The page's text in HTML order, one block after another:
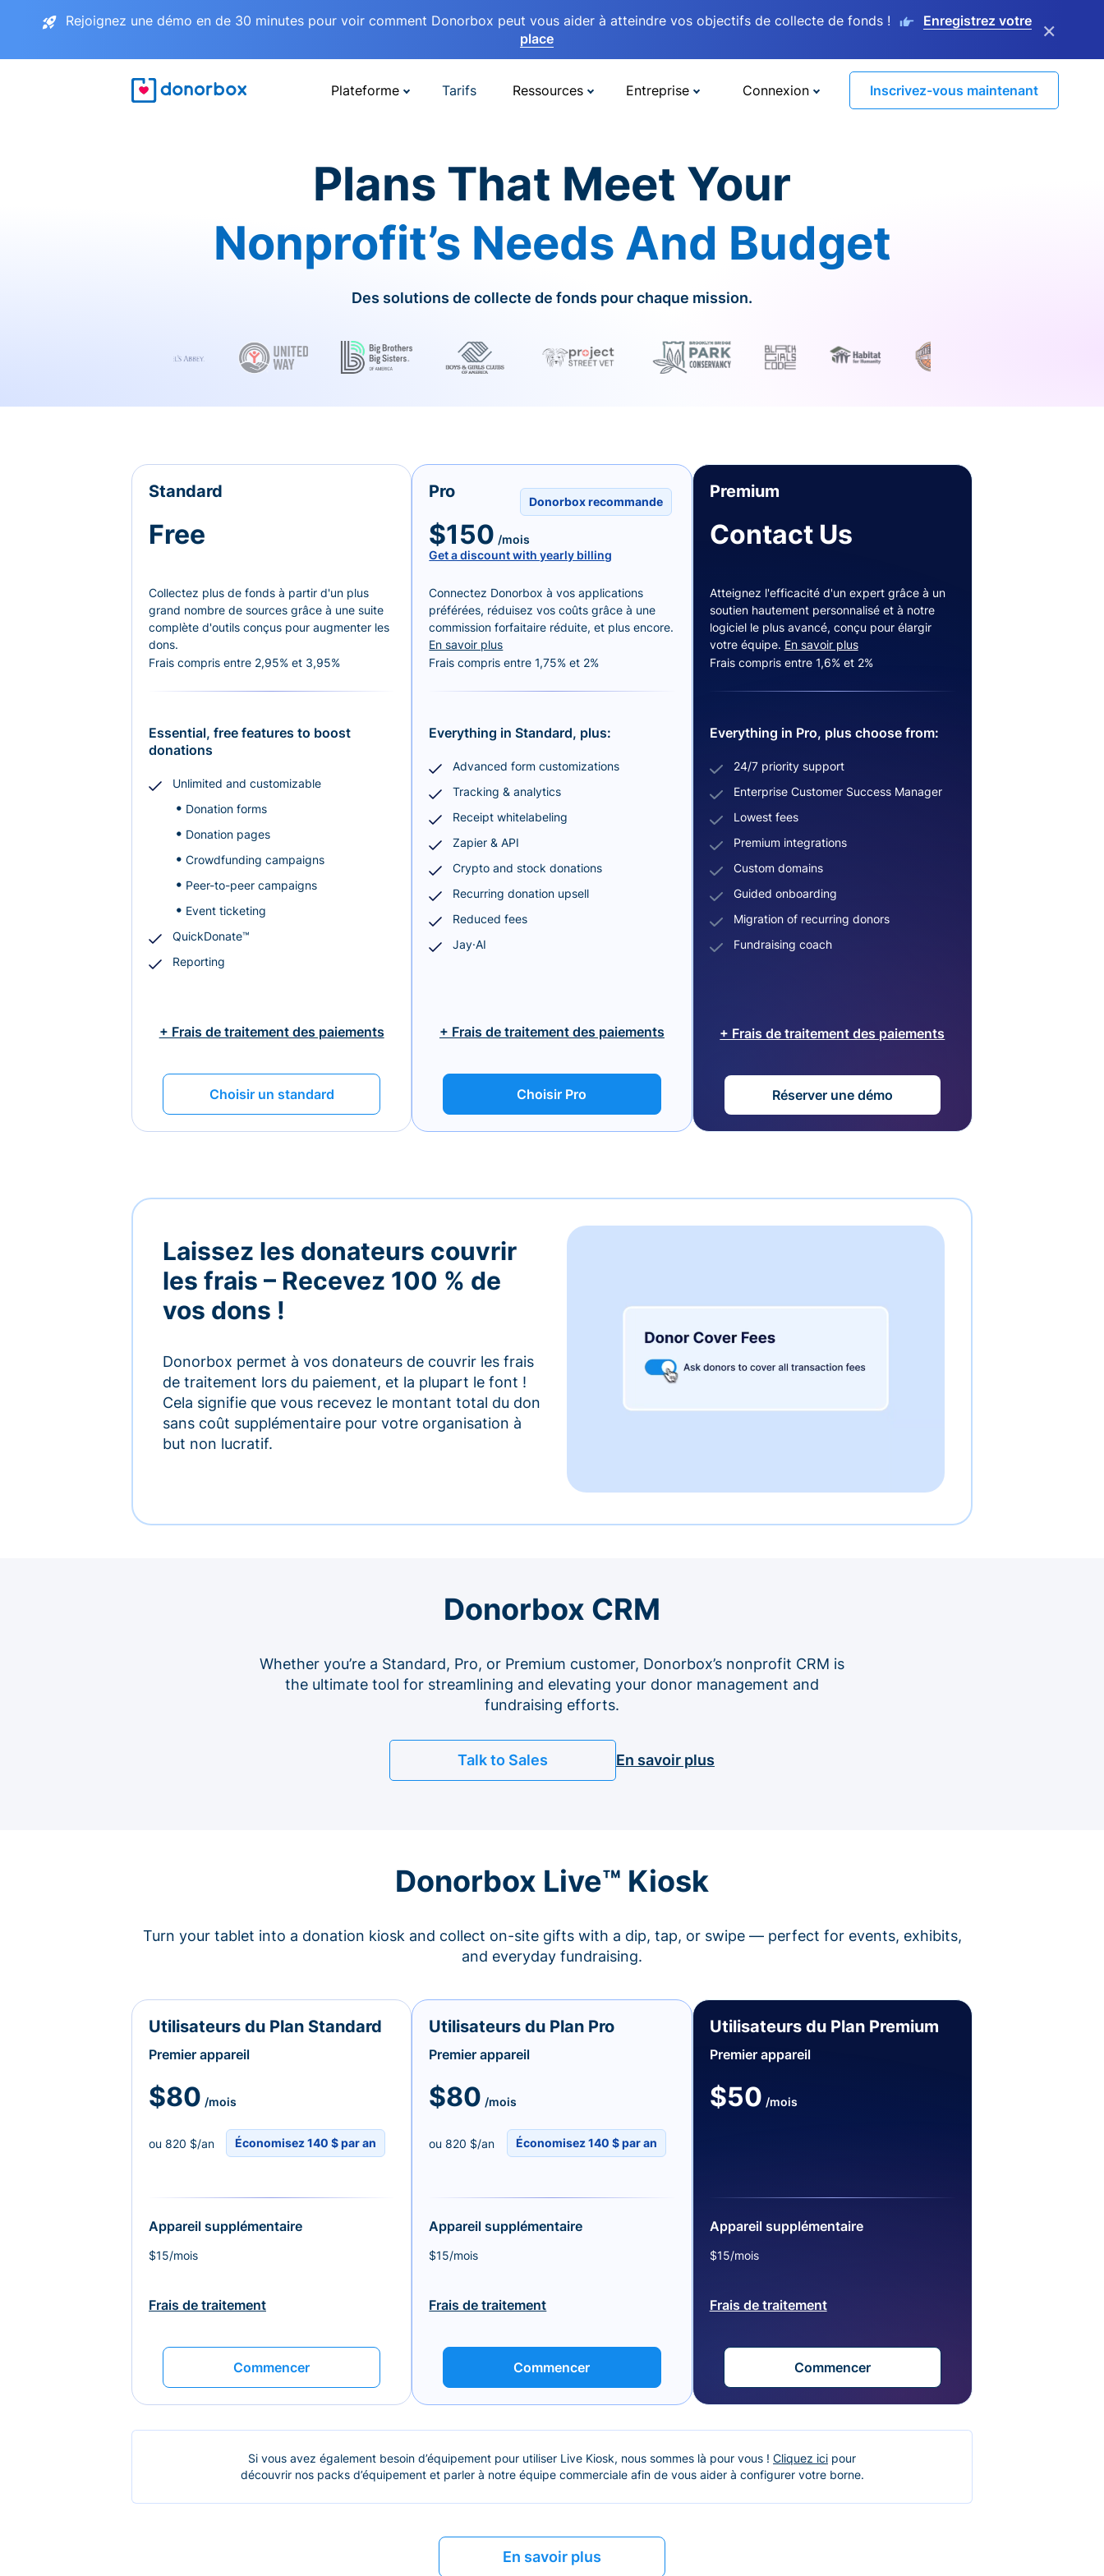
Rejoignez une démo en de 30 minutes pour voir comment Donorbox peut vous aider à atteindre vos objectifs de collecte de fonds !
Enregistrez votre
place
×
Plateforme Tarifs Ressources Entreprise Connexion Inscrivez-vous maintenant
Plans That Meet Your
Nonprofit’s Needs And Budget
Des solutions de collecte de fonds pour chaque mission.
Standard
Free
Collectez plus de fonds à partir d'un plus
grand nombre de sources grâce à une suite
complète d'outils conçus pour augmenter les
dons.
Frais compris entre 2,95% et 3,95%
Essential, free features to boost
donations
Unlimited and customizable
Donation forms
Donation pages
Crowdfunding campaigns
Peer-to-peer campaigns
Event ticketing
QuickDonate™
Reporting
+ Frais de traitement des paiements
Choisir un standard
Donorbox recommande
Pro
$150 /mois
Get a discount with yearly billing
Connectez Donorbox à vos applications
préférées, réduisez vos coûts grâce à une
commission forfaitaire réduite, et plus encore.
En savoir plus
Frais compris entre 1,75% et 2%
Everything in Standard, plus:
Advanced form customizations
Tracking & analytics
Receipt whitelabeling
Zapier & API
Crypto and stock donations
Recurring donation upsell
Reduced fees
Jay·AI
+ Frais de traitement des paiements
Choisir Pro
Premium
Contact Us
Atteignez l'efficacité d'un expert grâce à un
soutien hautement personnalisé et à notre
logiciel le plus avancé, conçu pour élargir
votre équipe. En savoir plus
Frais compris entre 1,6% et 2%
Everything in Pro, plus choose from:
24/7 priority support
Enterprise Customer Success Manager
Lowest fees
Premium integrations
Custom domains
Guided onboarding
Migration of recurring donors
Fundraising coach
+ Frais de traitement des paiements
Réserver une démo
Laissez les donateurs couvrir
les frais – Recevez 100 % de
vos dons !
Donorbox permet à vos donateurs de couvrir les frais
de traitement lors du paiement, et la plupart le font !
Cela signifie que vous recevez le montant total du don
sans coût supplémentaire pour votre organisation à
but non lucratif.
Donorbox CRM
Whether you’re a Standard, Pro, or Premium customer, Donorbox’s nonprofit CRM is
the ultimate tool for streamlining and elevating your donor management and
fundraising efforts.
Talk to Sales En savoir plus
Donorbox Live™ Kiosk
Turn your tablet into a donation kiosk and collect on-site gifts with a dip, tap, or swipe — perfect for events, exhibits,
and everyday fundraising.
Utilisateurs du Plan Standard
Premier appareil
$80 /mois
ou 820 $/an Économisez 140 $ par an
Appareil supplémentaire
$15/mois
Frais de traitement
Commencer
Utilisateurs du Plan Pro
Premier appareil
$80 /mois
ou 820 $/an Économisez 140 $ par an
Appareil supplémentaire
$15/mois
Frais de traitement
Commencer
Utilisateurs du Plan Premium
Premier appareil
$50 /mois
Appareil supplémentaire
$15/mois
Frais de traitement
Commencer
Si vous avez également besoin d’équipement pour utiliser Live Kiosk, nous sommes là pour vous ! Cliquez ici pour
découvrir nos packs d’équipement et parler à notre équipe commerciale afin de vous aider à configurer votre borne.
En savoir plus